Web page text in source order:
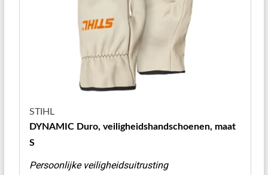
STIHL
DYNAMIC Duro, veiligheidshandschoenen, maat
S
Persoonlijke veiligheidsuitrusting